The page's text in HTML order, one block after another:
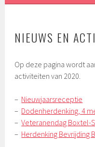
NIEUWS EN
Op deze pagina wordt
activiteiten van 2020.
– Nieuwjaarsreceptie
– Dodenherdenking, 4
–Veteranendag Boxtel-
– Herdenking Bevrijding